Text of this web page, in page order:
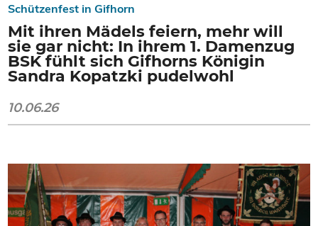
Schützenfest in Gifhorn
Mit ihren Mädels feiern, mehr will
sie gar nicht: In ihrem 1. Damenzug
BSK fühlt sich Gifhorns Königin
Sandra Kopatzki pudelwohl
10.06.26